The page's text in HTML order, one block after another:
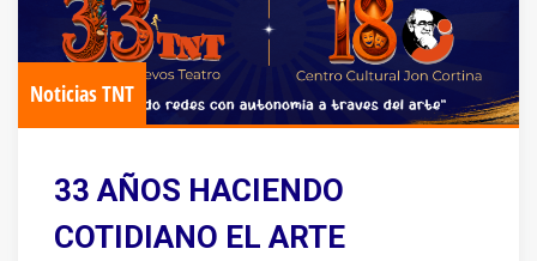
Noticias TNT
33 AÑOS HACIENDO
COTIDIANO EL ARTE